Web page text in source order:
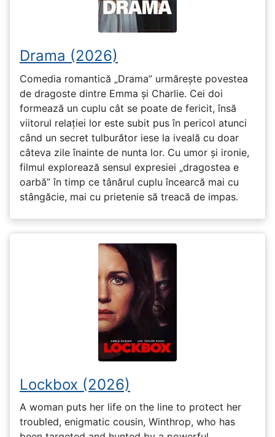
Drama (2026)
Comedia romantică „Drama” urmărește povestea
de dragoste dintre Emma și Charlie. Cei doi
formează un cuplu cât se poate de fericit, însă
viitorul relației lor este subit pus în pericol atunci
când un secret tulburător iese la iveală cu doar
câteva zile înainte de nunta lor. Cu umor și ironie,
filmul explorează sensul expresiei „dragostea e
oarbă” în timp ce tânărul cuplu încearcă mai cu
stângăcie, mai cu prietenie să treacă de impas.
Lockbox (2026)
A woman puts her life on the line to protect her
troubled, enigmatic cousin, Winthrop, who has